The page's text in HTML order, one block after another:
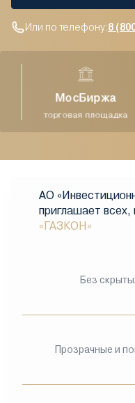
Или по телефону:8
МосБиржа
торговая площадка
АО
приглашает
«ГАЗКОН»
Без
Прозрачные и